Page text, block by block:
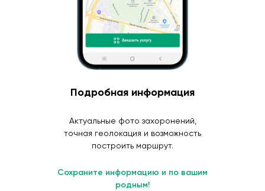
Подробная информация
Актуальные фото захоронений,
точная геолокация и возможность
построить маршрут.
Сохраните информацию и по вашим
родным!